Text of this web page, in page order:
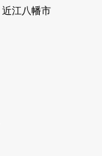
近江八幡市